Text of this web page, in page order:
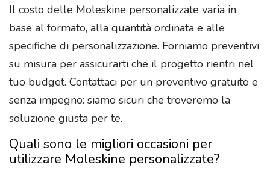
Il costo delle Moleskine personalizzate varia in
base al formato, alla quantità ordinata e alle
specifiche di personalizzazione. Forniamo preventivi
su misura per assicurarti che il progetto rientri nel
tuo budget. Contattaci per un preventivo gratuito e
senza impegno: siamo sicuri che troveremo la
soluzione giusta per te.
Quali sono le migliori occasioni per
utilizzare Moleskine personalizzate?